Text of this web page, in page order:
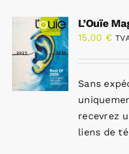
L’Ouïe
15,00 €
Sans
recevrez
liens de